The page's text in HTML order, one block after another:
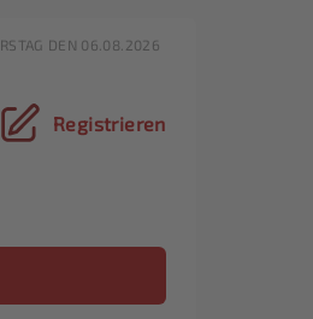
Registrieren
DEN 06.08.2026